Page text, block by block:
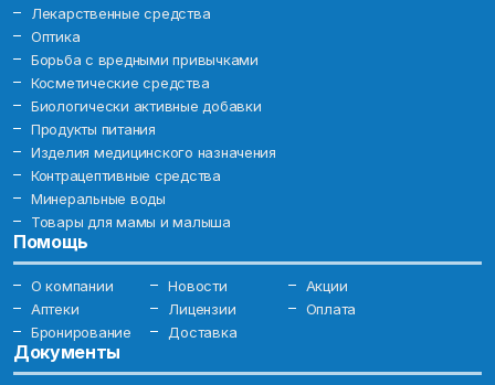
Лекарственные средства
Оптика
Борьба с вредными привычками
Косметические средства
Биологически активные добавки
Продукты питания
Изделия медицинского назначения
Контрацептивные средства
Минеральные воды
Товары для мамы и малыша
Помощь
О компании Новости
Акции
Аптеки
Лицензии
Оплата
Бронирование
Доставка
Документы